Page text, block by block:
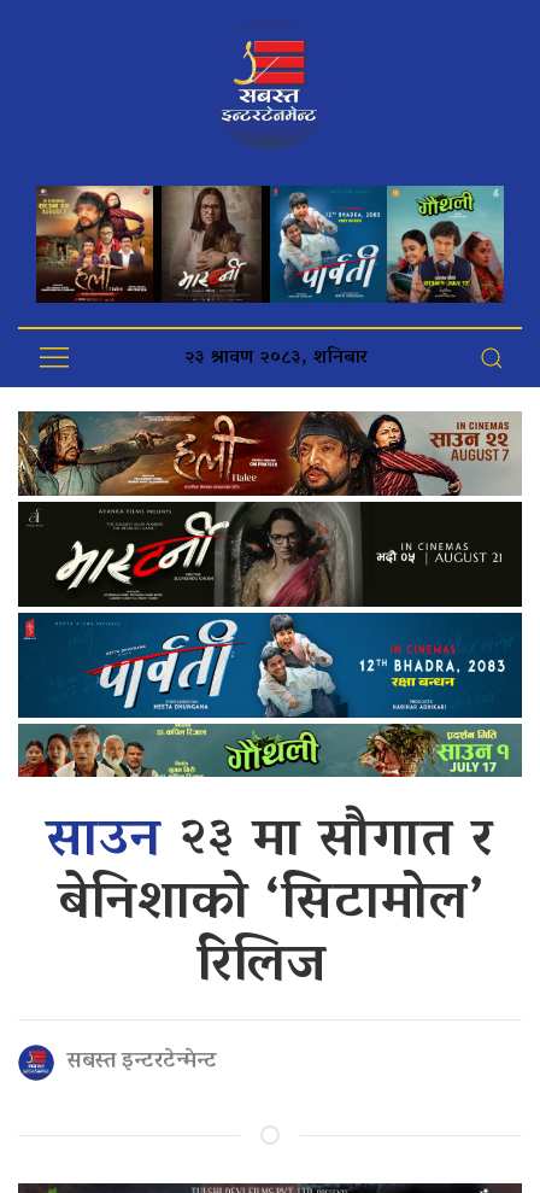
२३ श्रावण २०८३, शनिबार
साउन२३ मा सौगात र
बेनिशाको ‘सिटामोल’
रिलिज
सबस्त इन्टरटेन्मेन्ट